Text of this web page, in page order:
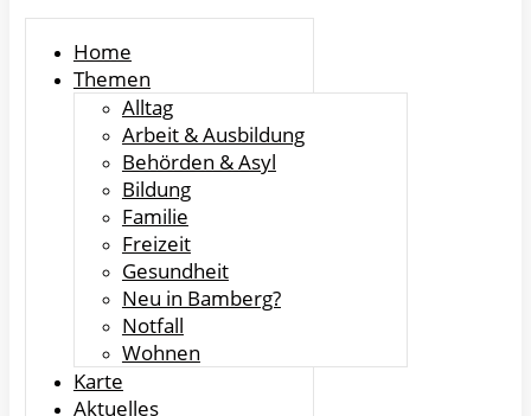
Home
Themen
Alltag
Arbeit & Ausbildung
Behörden & Asyl
Bildung
Familie
Freizeit
Gesundheit
Neu in Bamberg?
Notfall
Wohnen
Karte
Aktuelles